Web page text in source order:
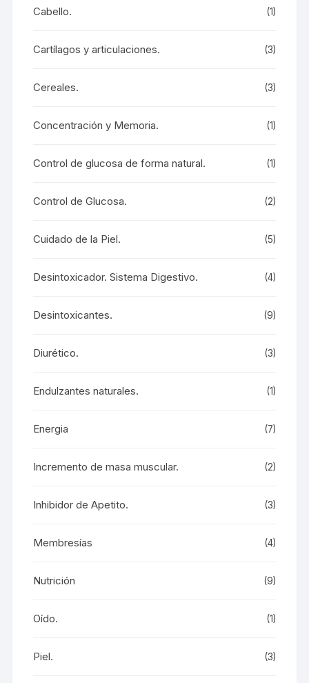
Cabello. (1)
Cartílagos y articulaciones. (3)
Cereales. (3)
Concentración y Memoria. (1)
Control de glucosa de forma natural. (1)
Control de Glucosa. (2)
Cuidado de la Piel. (5)
Desintoxicador. Sistema Digestivo. (4)
Desintoxicantes. (9)
Diurético. (3)
Endulzantes naturales. (1)
Energia (7)
Incremento de masa muscular. (2)
Inhibidor de Apetito. (3)
Membresías (4)
Nutrición (9)
Oído. (1)
Piel. (3)